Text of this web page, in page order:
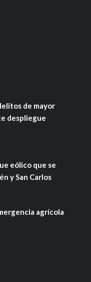
de mayor
despliegue
eólico que se
y San Carlos
agrícola